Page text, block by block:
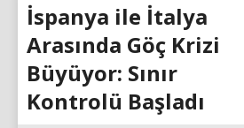
İspanya ile İtalya
Arasında Göç Krizi
Büyüyor: Sınır
Kontrolü Başladı